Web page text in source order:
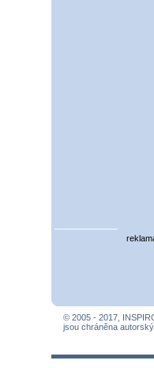
© 2005 - 2017,
jsou chráněna